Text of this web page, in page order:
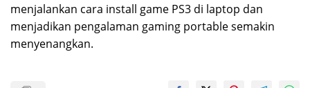
menjalankan cara install game PS3 di laptop dan
menjadikan pengalaman gaming portable semakin
menyenangkan.